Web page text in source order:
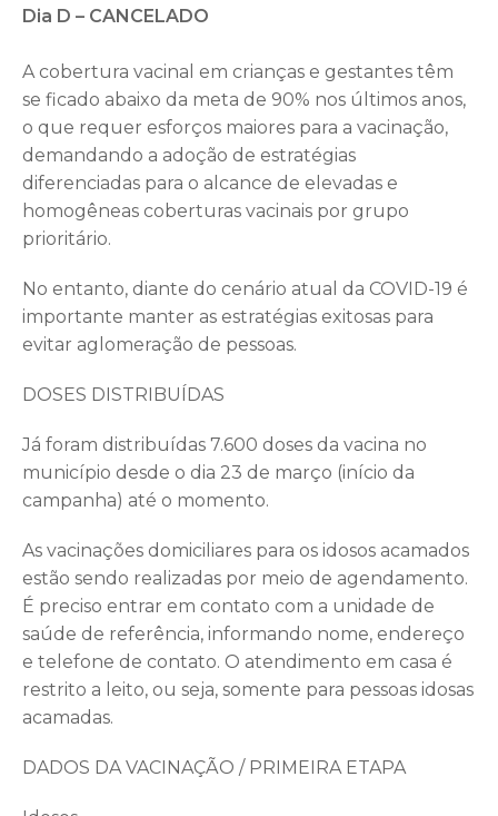
Dia D – CANCELADO
A cobertura vacinal em crianças e gestantes têm
se ficado abaixo da meta de 90% nos últimos anos,
o que requer esforços maiores para a vacinação,
demandando a adoção de estratégias
diferenciadas para o alcance de elevadas e
homogêneas coberturas vacinais por grupo
prioritário.
No entanto, diante do cenário atual da COVID-19 é
importante manter as estratégias exitosas para
evitar aglomeração de pessoas.
DOSES DISTRIBUÍDAS
Já foram distribuídas 7.600 doses da vacina no
município desde o dia 23 de março (início da
campanha) até o momento.
As vacinações domiciliares para os idosos acamados
estão sendo realizadas por meio de agendamento.
É preciso entrar em contato com a unidade de
saúde de referência, informando nome, endereço
e telefone de contato. O atendimento em casa é
restrito a leito, ou seja, somente para pessoas idosas
acamadas.
DADOS DA VACINAÇÃO / PRIMEIRA ETAPA